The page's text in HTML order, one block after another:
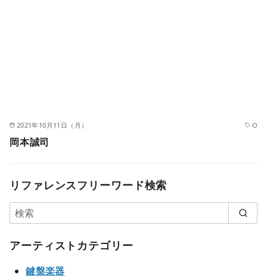
2021年10月11日（月） O
岡本誠司
リファレンスフリーワード検索
アーティストカテゴリー
鍵盤楽器